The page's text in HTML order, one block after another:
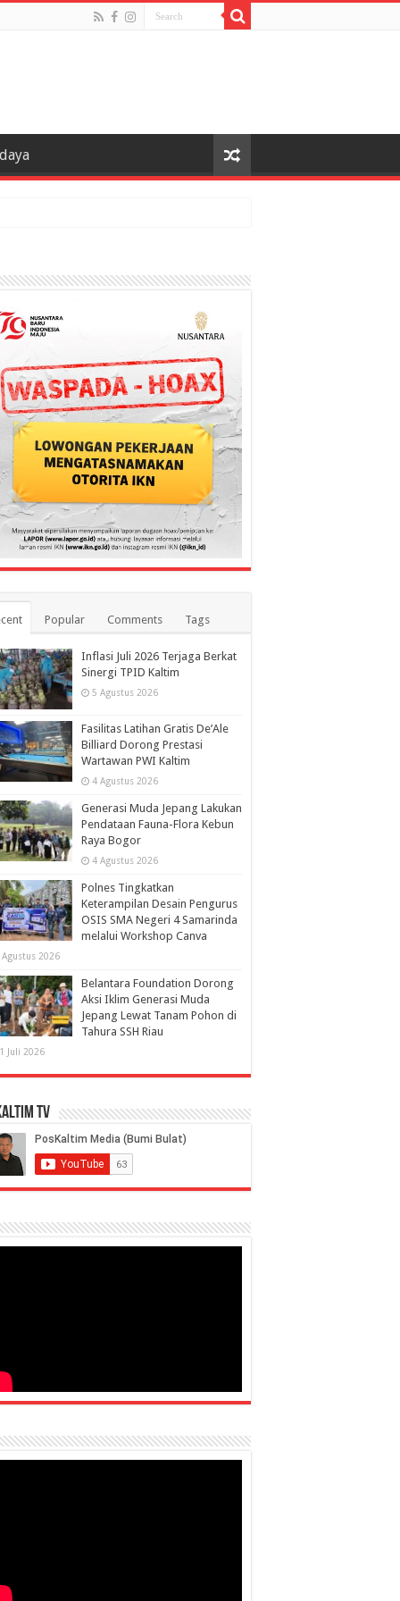
Popular Comments Tags
Inflasi Juli 2026 Terjaga Berkat
Sinergi TPID Kaltim
5 Agustus 2026
Fasilitas Latihan Gratis De’Ale
Billiard Dorong Prestasi
Wartawan PWI Kaltim
4 Agustus 2026
Generasi Muda Jepang Lakukan
Pendataan Fauna-Flora Kebun
Raya Bogor
4 Agustus 2026
Polnes Tingkatkan
Keterampilan Desain Pengurus
OSIS SMA Negeri 4 Samarinda
melalui Workshop Canva
Agustus 2026
Belantara Foundation Dorong
Aksi Iklim Generasi Muda
Jepang Lewat Tanam Pohon di
Tahura SSH Riau
Juli 2026
TV